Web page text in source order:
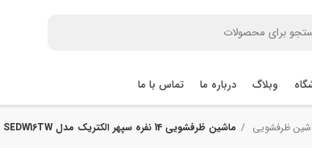
وبلاگ درباره ما تماس با ما
ظرفشویی ماشین ظرفشویی 14 نفره سپهر الکتریک مدل SEDW16TW